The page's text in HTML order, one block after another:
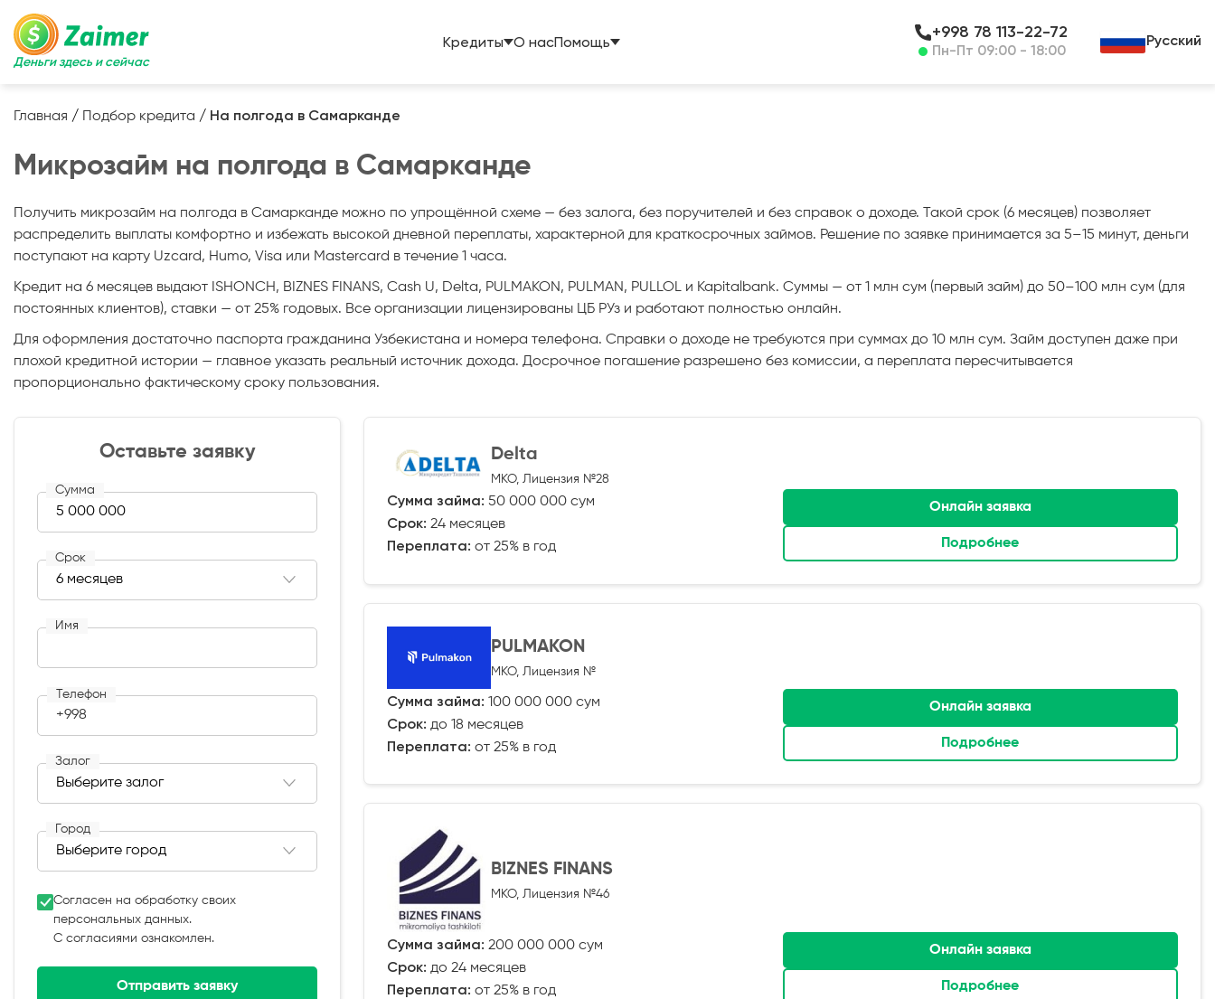
Деньги здесь и сейчас
Кредиты О насПомощь
+998 78 113-22-72
Пн-Пт 09:00 - 18:00
Русский
Главная / Подбор кредита / На полгода в Самарканде
Микрозайм на полгода в Самарканде
Получить микрозайм на полгода в Самарканде можно по упрощённой схеме — без залога, без поручителей и без справок о доходе. Такой срок (6 месяцев) позволяет
распределить выплаты комфортно и избежать высокой дневной переплаты, характерной для краткосрочных займов. Решение по заявке принимается за 5–15 минут, деньги
поступают на карту Uzcard, Humo, Visa или Mastercard в течение 1 часа.
Кредит на 6 месяцев выдают ISHONCH, BIZNES FINANS, Cash U, Delta, PULMAKON, PULMAN, PULLOL и Kapitalbank. Суммы — от 1 млн сум (первый займ) до 50–100 млн сум (для
постоянных клиентов), ставки — от 25% годовых. Все организации лицензированы ЦБ РУз и работают полностью онлайн.
Для оформления достаточно паспорта гражданина Узбекистана и номера телефона. Справки о доходе не требуются при суммах до 10 млн сум. Займ доступен даже при
плохой кредитной истории — главное указать реальный источник дохода. Досрочное погашение разрешено без комиссии, а переплата пересчитывается
пропорционально фактическому сроку пользования.
Оставьте заявку
Сумма
Срок
Имя
Телефон
+998
Залог
Город
Согласен на обработку своих
персональных данных.
С согласиями ознакомлен.
Отправить заявку
Delta
МКО, Лицензия №28
Сумма займа: 50 000 000 сум
Срок: 24 месяцев
Переплата: от 25% в год
Онлайн заявка
Подробнее
PULMAKON
МКО, Лицензия №
Сумма займа: 100 000 000 сум
Срок: до 18 месяцев
Переплата: от 25% в год
Онлайн заявка
Подробнее
BIZNES FINANS
МКО, Лицензия №46
Сумма займа: 200 000 000 сум
Срок: до 24 месяцев
Переплата: от 25% в год
Онлайн заявка
Подробнее